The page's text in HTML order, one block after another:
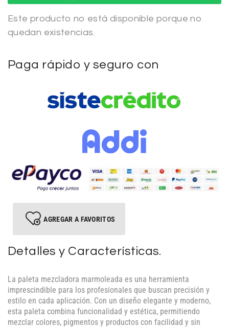
Este producto no está disponible porque no
quedan existencias.
Paga rápido y seguro con
AGREGAR A FAVORITOS
Detalles y Características.
La paleta mezcladora marmoleada es una herramienta
imprescindible para los profesionales que buscan precisión y
estilo en cada aplicación. Con un diseño elegante y moderno,
esta paleta combina funcionalidad y estética, permitiendo
mezclar colores, pigmentos y productos con facilidad y sin